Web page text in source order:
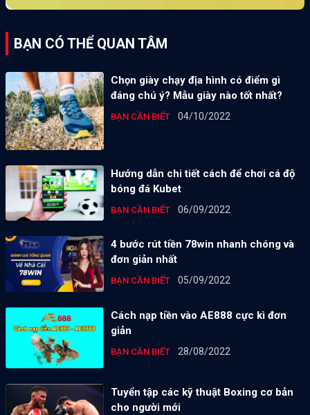
BẠN CÓ THỂ QUAN TÂM
Chọn giày chạy địa hình có điểm gì
đáng chú ý? Mẫu giày nào tốt nhất?
BẠN CẦN BIẾT 04/10/2022
Hướng dẫn chi tiết cách để chơi cá độ
bóng đá Kubet
BẠN CẦN BIẾT 06/09/2022
4 bước rút tiền 78win nhanh chóng và
đơn giản nhất
BẠN CẦN BIẾT 05/09/2022
Cách nạp tiền vào AE888 cực kì đơn
giản
BẠN CẦN BIẾT 28/08/2022
Tuyển tập các kỹ thuật Boxing cơ bản
cho người mới